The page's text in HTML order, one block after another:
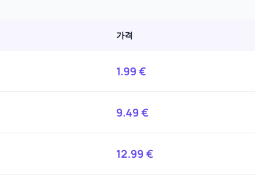
가격
1.99 €
9.49 €
12.99 €